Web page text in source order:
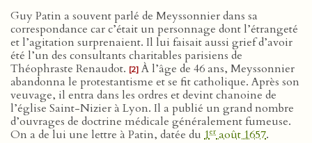
Guy Patin a souvent parlé de Meyssonnier dans sa
correspondance car c’était un personnage dont l’étrangeté
et l’agitation surprenaient. Il lui faisait aussi grief d’avoir
été l’un des consultants charitables parisiens de
Théophraste Renaudot. [2] À l’âge de 46 ans, Meyssonnier
abandonna le protestantisme et se fit catholique. Après son
veuvage, il entra dans les ordres et devint chanoine de
l’église Saint-Nizier à Lyon. Il a publié un grand nombre
d’ouvrages de doctrine médicale généralement fumeuse.
On a de lui une lettre à Patin, datée du 1eraoût 1657.